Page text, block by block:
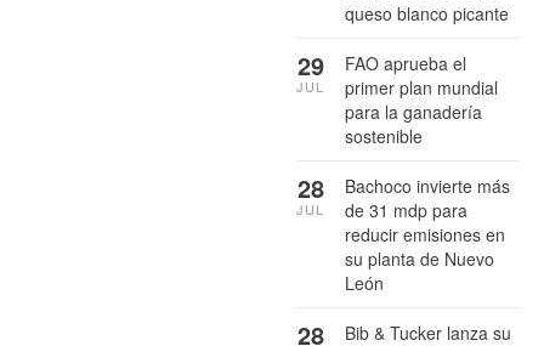
queso blanco picante
FAO aprueba el
primer plan mundial
para la ganadería
sostenible
29
JUL
Bachoco invierte más
de 31 mdp para
reducir emisiones en
su planta de Nuevo
León
28
JUL
Bib & Tucker lanza su
28